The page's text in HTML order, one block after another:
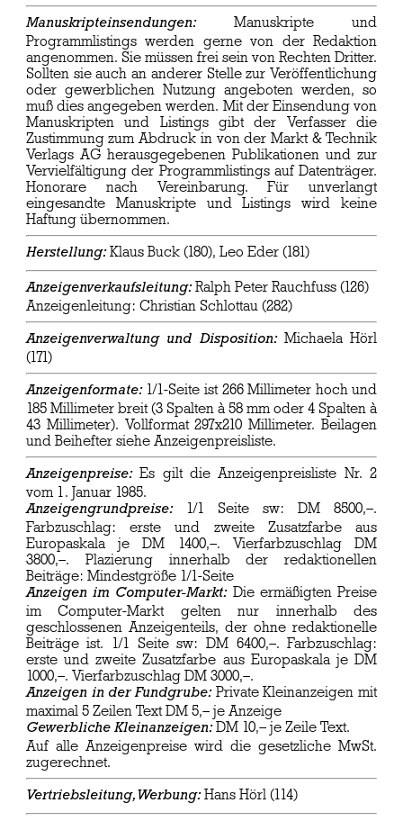
Manuskripteinsendungen: Manuskripte und
Programmlistings werden gerne von der Redaktion
angenommen. Sie müssen frei sein von Rechten Dritter.
Sollten sie auch an anderer Stelle zur Veröffentlichung
oder gewerblichen Nutzung angeboten werden, so
muß dies angegeben werden. Mit der Einsendung von
Manuskripten und Listings gibt der Verfasser die
Zustimmung zum Abdruck in von der Markt & Technik
Verlags AG herausgegebenen Publikationen und zur
Vervielfältigung der Programmlistings auf Datenträger.
Honorare nach Vereinbarung. Für unverlangt
eingesandte Manuskripte und Listings wird keine
Haftung übernommen.
Herstellung:Klaus Buck (180), Leo Eder (181)
Anzeigenverkaufsleitung:Ralph Peter Rauchfuss (126)
Anzeigenleitung: Christian Schlottau (282)
Anzeigenverwaltung und Disposition: Michaela Hörl
(171)
Anzeigenformate: 1/1-Seite ist 266 Millimeter hoch und
185 Millimeter breit (3 Spalten à 58 mm oder 4 Spalten à
43 Millimeter). Vollformat 297x210 Millimeter. Beilagen
und Beihefter siehe Anzeigenpreisliste.
Anzeigenpreise:Es gilt die Anzeigenpreisliste Nr. 2
vom 1. Januar 1985.
Anzeigengrundpreise:
1/1 Seite sw: DM 8500,–.
Farbzuschlag: erste und zweite Zusatzfarbe aus
Europaskala je DM 1400,–. Vierfarbzuschlag DM
3800,–. Plazierung innerhalb der redaktionellen
Beiträge: Mindestgröße 1/1-Seite
Anzeigen im Computer-Markt: Die ermäßigten Preise
im Computer-Markt gelten nur innerhalb des
geschlossenen Anzeigenteils, der ohne redaktionelle
Beiträge ist. 1/1 Seite sw: DM 6400,–. Farbzuschlag:
erste und zweite Zusatzfarbe aus Europaskala je DM
1000,–. Vierfarbzuschlag DM 3000,–.
Anzeigen in der Fundgrube: Private Kleinanzeigen mit
maximal 5 Zeilen Text DM 5,– je Anzeige
Gewerbliche Kleinanzeigen:DM 10,– je Zeile Text.
Auf alle Anzeigenpreise wird die gesetzliche MwSt.
zugerechnet.
Vertriebsleitung, Werbung:Hans Hörl (114)